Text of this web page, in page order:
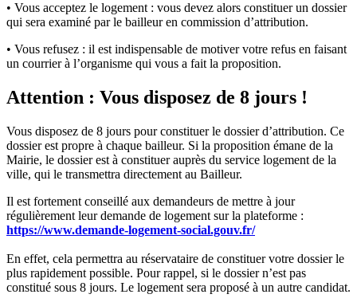
• Vous acceptez le logement : vous devez alors constituer un dossier
qui sera examiné par le bailleur en commission d’attribution.
• Vous refusez : il est indispensable de motiver votre refus en faisant
un courrier à l’organisme qui vous a fait la proposition.
Attention : Vous disposez de 8 jours !
Vous disposez de 8 jours pour constituer le dossier d’attribution. Ce
dossier est propre à chaque bailleur. Si la proposition émane de la
Mairie, le dossier est à constituer auprès du service logement de la
ville, qui le transmettra directement au Bailleur.
Il est fortement conseillé aux demandeurs de mettre à jour
régulièrement leur demande de logement sur la plateforme :
https://www.demande-logement-social.gouv.fr/
En effet, cela permettra au réservataire de constituer votre dossier le
plus rapidement possible. Pour rappel, si le dossier n’est pas
constitué sous 8 jours. Le logement sera proposé à un autre candidat.